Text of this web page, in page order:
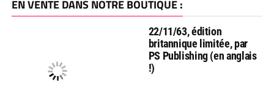
EN VENTE DANS NOTRE BOUTIQUE :
22/11/63, édition
britannique limitée, par
PS Publishing (en anglais
!)